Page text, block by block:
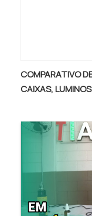
sucesso
COMPARATIVO
CAIXAS,